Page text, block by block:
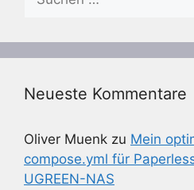
nach:
Neueste Kommentare
Oliver Muenk zu Mein
compose.yml für
UGREEN-NAS